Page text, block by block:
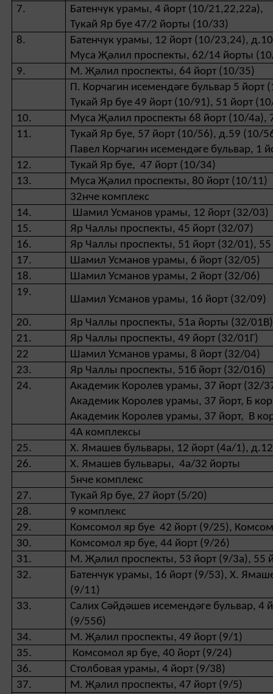
7.
Батенчук урамы, 4 йорт (10/21,22,22а),
Тукай Яр буе 47/2 йорты (10/33)
8.
Батенчук урамы, 12 йорт (10/23,24),
Муса Җәлил проспекты, 62/14 йорты
9.
М. Җәлил проспекты, 64 йорт (10/35)
П. Корчагин исемендәге бульвар 5
Тукай Яр буе 49 йорт (10/91), 51 йорт
10.
Муса Җәлил проспекты 68 йорт (10/4а),
11.
Тукай Яр буе, 57 йорт (10/56), д.59 (10/
Павел Корчагин исемендәге бульвар, 1
12.
Тукай Яр буе, 47 йорт (10/34)
13.
Муса Җәлил проспекты, 80 йорт (10/11)
32нче комплекс
14.
Шамил Усманов урамы, 12 йорт (32/03)
15.
Яр Чаллы проспекты, 45 йорт (32/07)
16.
Яр Чаллы проспекты, 51 йорт (32/01),
17.
Шамил Усманов урамы, 6 йорт (32/05)
18.
Шамил Усманов урамы, 2 йорт (32/06)
19.
Шамил Усманов урамы, 16 йорт (32/09)
20.
Яр Чаллы проспекты, 51а йорты (32/01В)
21.
Яр Чаллы проспекты, 49 йорт (32/01Г)
22
Шамил Усманов урамы, 8 йорт (32/04)
23.
Яр Чаллы проспекты, 51б йорт (32/01б)
24.
Академик Королев урамы, 37 йорт (32/
Академик Королев урамы, 37 йорт, Б
Академик Королев урамы, 37 йорт, В
4А комплексы
25.
Х. Ямашев бульвары, 12 йорт (4а/1),
26.
Х. Ямашев бульвары, 4а/32 йорты
5нче комплекс
27.
Тукай Яр буе, 27 йорт (5/20)
28.
9 комплекс
29.
Комсомол яр буе 42 йорт (9/25),
30.
Комсомол яр буе, 44 йорт (9/26)
31.
М. Җәлил проспекты, 53 йорт (9/3а), 55
32.
Батенчук урамы, 16 йорт (9/53), Х.
(9/11)
33.
Салих Сәйдәшев исемендәге бульвар, 4
(9/55б)
34.
М. Җәлил проспекты, 49 йорт (9/1)
35.
Комсомол яр буе, 40 йорт (9/24)
36.
Столбовая урамы, 4 йорт (9/38)
37.
М. Җәлил проспекты, 47 йорт (9/5)